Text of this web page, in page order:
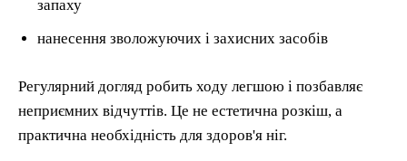
запаху
нанесення зволожуючих і захисних засобів
Регулярний догляд робить ходу легшою і позбавляє
неприємних відчуттів. Це не естетична розкіш, а
практична необхідність для здоров'я ніг.